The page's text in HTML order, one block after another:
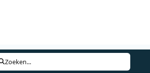
Zoeken...